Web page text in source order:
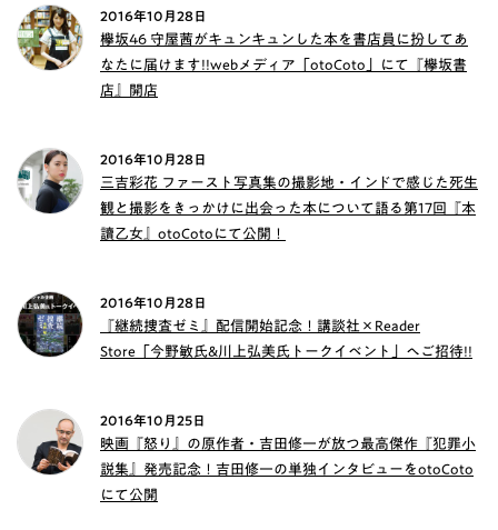
2016年10月28日
欅坂46 守屋茜がキュンキュンした本を書店員に扮してあ
なたに届けます!!webメディア「otoCoto」にて『欅坂書
店』開店
2016年10月28日
三吉彩花 ファースト写真集の撮影地・インドで感じた死生
観と撮影をきっかけに出会った本について語る第17回『本
讀乙女』otoCotoにて公開！
2016年10月28日
『継続捜査ゼミ』配信開始記念！講談社×Reader
Store「今野敏氏&川上弘美氏トークイベント」へご招待!!
2016年10月25日
映画『怒り』の原作者・吉田修一が放つ最高傑作『犯罪小
説集』発売記念！吉田修一の単独インタビューをotoCoto
にて公開